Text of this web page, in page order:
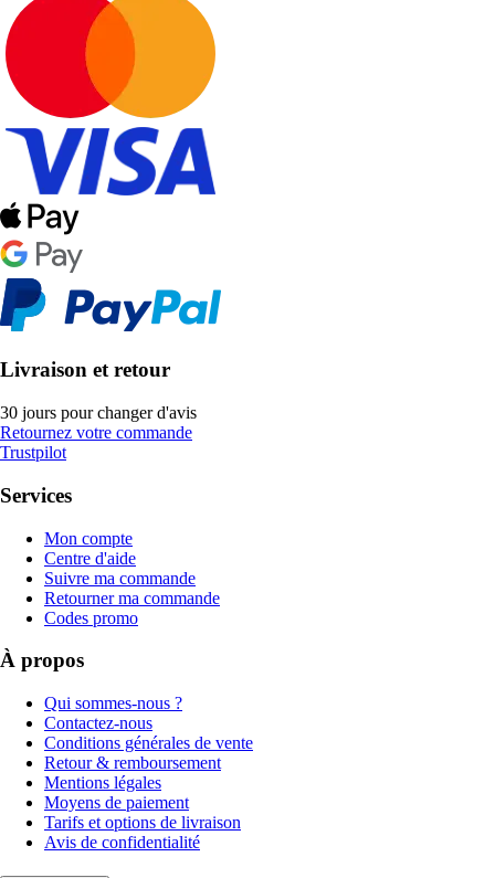
Livraison et retour
30 jours pour changer d'avis
Retournez votre commande
Trustpilot
Services
Mon compte
Centre d'aide
Suivre ma commande
Retourner ma commande
Codes promo
À propos
Qui sommes-nous ?
Contactez-nous
Conditions générales de vente
Retour & remboursement
Mentions légales
Moyens de paiement
Tarifs et options de livraison
Avis de confidentialité